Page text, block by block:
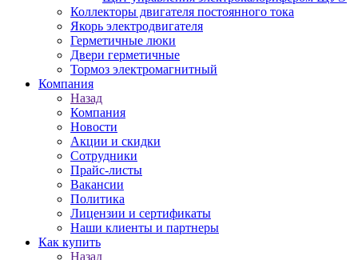
Коллекторы двигателя постоянного тока
Якорь электродвигателя
Герметичные люки
Двери герметичные
Тормоз электромагнитный
Компания
Назад
Компания
Новости
Акции и скидки
Сотрудники
Прайс-листы
Вакансии
Политика
Лицензии и сертификаты
Наши клиенты и партнеры
Как купить
Назад